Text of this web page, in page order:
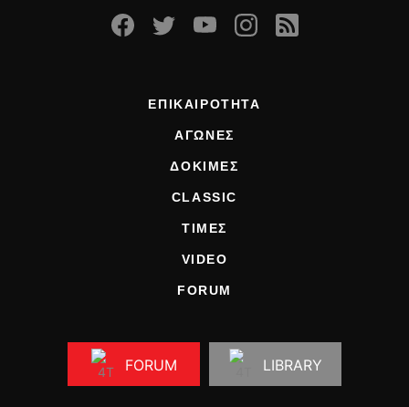
ΕΠΙΚΑΙΡΟΤΗΤΑ
ΑΓΩΝΕΣ
ΔΟΚΙΜΕΣ
CLASSIC
ΤΙΜΕΣ
VIDEO
FORUM
FORUM LIBRARY